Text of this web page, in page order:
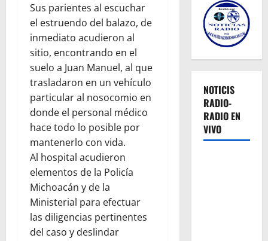
Sus parientes al escuchar
el estruendo del balazo, de
inmediato acudieron al
sitio, encontrando en el
suelo a Juan Manuel, al que
trasladaron en un vehículo
particular al nosocomio en
donde el personal médico
hace todo lo posible por
mantenerlo con vida.
Al hospital acudieron
elementos de la Policía
Michoacán y de la
Ministerial para efectuar
las diligencias pertinentes
del caso y deslindar
NOTICIS
RADIO-
RADIO EN
VIVO